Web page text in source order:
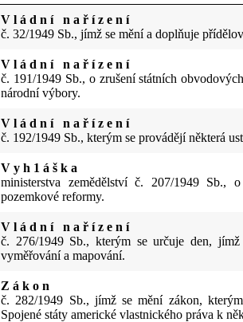
V l á d n í n a ř í z e n í
č. 32/1949 Sb., jímž se mění a doplňuje
V l á d n í n a ř í z e n í
č. 191/1949 Sb., o zrušení státních
národní výbory.
V l á d n í n a ř í z e n í
č. 192/1949 Sb., kterým se provádějí některá
V y h 1 á š k a
ministerstva zemědělství č. 207/1949 Sb.,
pozemkové reformy.
V l á d n í n a ř í z e n í
č. 276/1949 Sb., kterým se určuje den,
vyměřování a mapování.
Z á k o n
č. 282/1949 Sb., jímž se mění zákon,
Spojené státy americké vlastnického práva k